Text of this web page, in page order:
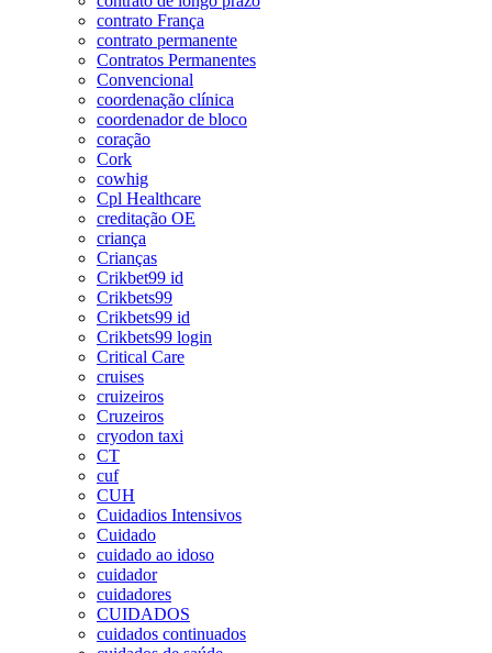
contrato França
contrato permanente
Contratos Permanentes
Convencional
coordenação clínica
coordenador de bloco
coração
Cork
cowhig
Cpl Healthcare
creditação OE
criança
Crianças
Crikbet99 id
Crikbets99
Crikbets99 id
Crikbets99 login
Critical Care
cruises
cruizeiros
Cruzeiros
cryodon taxi
CT
cuf
CUH
Cuidadios Intensivos
Cuidado
cuidado ao idoso
cuidador
cuidadores
CUIDADOS
cuidados continuados